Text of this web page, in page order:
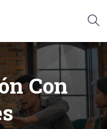
Con